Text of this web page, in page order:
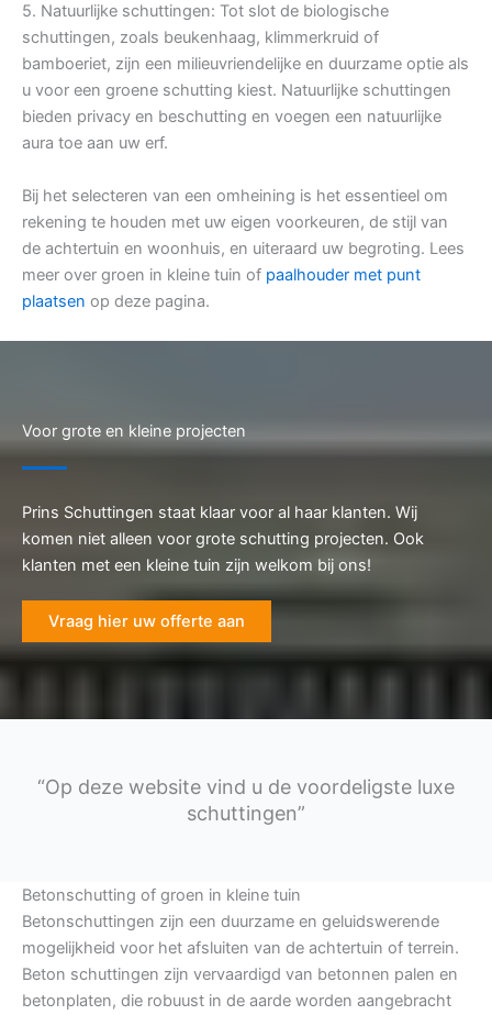
5. Natuurlijke schuttingen: Tot slot de biologische
schuttingen, zoals beukenhaag, klimmerkruid of
bamboeriet, zijn een milieuvriendelijke en duurzame optie als
u voor een groene schutting kiest. Natuurlijke schuttingen
bieden privacy en beschutting en voegen een natuurlijke
aura toe aan uw erf.
Bij het selecteren van een omheining is het essentieel om
rekening te houden met uw eigen voorkeuren, de stijl van
de achtertuin en woonhuis, en uiteraard uw begroting. Lees
meer over groen in kleine tuin of paalhouder met punt
plaatsen op deze pagina.
Voor grote en kleine projecten
Prins Schuttingen staat klaar voor al haar klanten. Wij
komen niet alleen voor grote schutting projecten. Ook
klanten met een kleine tuin zijn welkom bij ons!
Vraag hier uw offerte aan
“Op deze website vind u de voordeligste luxe
schuttingen”
Betonschutting of groen in kleine tuin
Betonschuttingen zijn een duurzame en geluidswerende
mogelijkheid voor het afsluiten van de achtertuin of terrein.
Beton schuttingen zijn vervaardigd van betonnen palen en
betonplaten, die robuust in de aarde worden aangebracht